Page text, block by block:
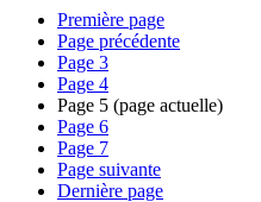
Première page
Page précédente
Page 3
Page 4
Page 5 (page actuelle)
Page 6
Page 7
Page suivante
Dernière page